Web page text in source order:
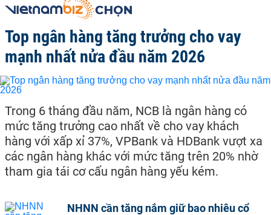
Top ngân hàng tăng trưởng cho vay
mạnh nhất nửa đầu năm 2026
Trong 6 tháng đầu năm, NCB là ngân hàng có
mức tăng trưởng cao nhất về cho vay khách
hàng với xấp xỉ 37%, VPBank và HDBank vượt xa
các ngân hàng khác với mức tăng trên 20% nhờ
tham gia tái cơ cấu ngân hàng yếu kém.
NHNN cần tăng nắm giữ bao nhiêu cổ